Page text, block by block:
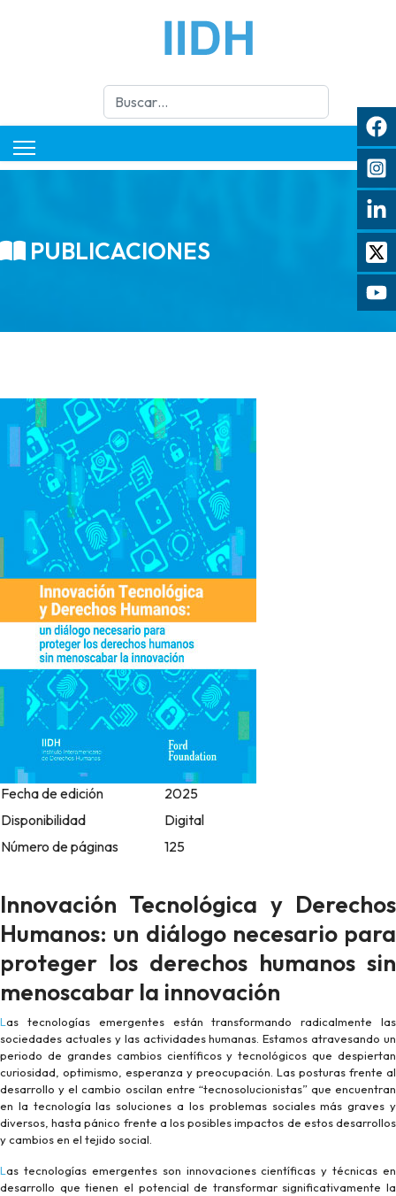
Buscar
PUBLICACIONES
Fecha de edición
2025
Disponibilidad
Digital
Número de páginas
125
Innovación Tecnológica y Derechos
Humanos: un diálogo necesario para
proteger los derechos humanos sin
menoscabar la innovación
Las tecnologías emergentes están transformando radicalmente las
sociedades actuales y las actividades humanas. Estamos atravesando un
periodo de grandes cambios científicos y tecnológicos que despiertan
curiosidad, optimismo, esperanza y preocupación. Las posturas frente al
desarrollo y el cambio oscilan entre “tecnosolucionistas” que encuentran
en la tecnología las soluciones a los problemas sociales más graves y
diversos, hasta pánico frente a los posibles impactos de estos desarrollos
y cambios en el tejido social.
Las tecnologías emergentes son innovaciones científicas y técnicas en
desarrollo que tienen el potencial de transformar significativamente la